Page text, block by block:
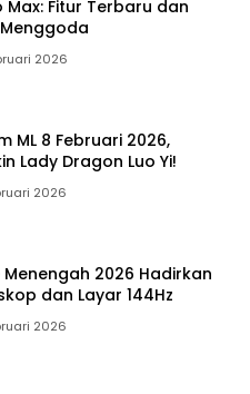
Max: Fitur Terbaru dan
2026
ML 8 Februari 2026,
Lady Dragon Luo Yi!
2026
2026 Hadirkan
dan Layar 144Hz
2026